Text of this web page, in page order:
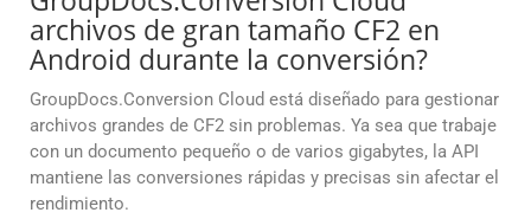
archivos de gran tamaño CF2 en
Android durante la conversión?
GroupDocs.Conversion Cloud está diseñado para gestionar
archivos grandes de CF2 sin problemas. Ya sea que trabaje
con un documento pequeño o de varios gigabytes, la API
mantiene las conversiones rápidas y precisas sin afectar el
rendimiento.